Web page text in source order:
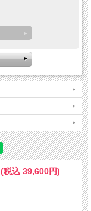
(税込 39,600円)